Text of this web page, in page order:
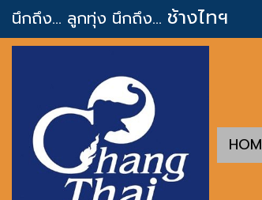
นึกถึง... ลูกทุ่ง นึกถึง... ช้างไทฯ